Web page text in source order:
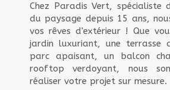
Chez Paradis Vert, spécialiste
du paysage depuis 15 ans,
vos rêves d'extérieur ! Que
jardin luxuriant, une terrasse
parc apaisant, un balcon
rooftop verdoyant, nous
réaliser votre projet sur mesure.